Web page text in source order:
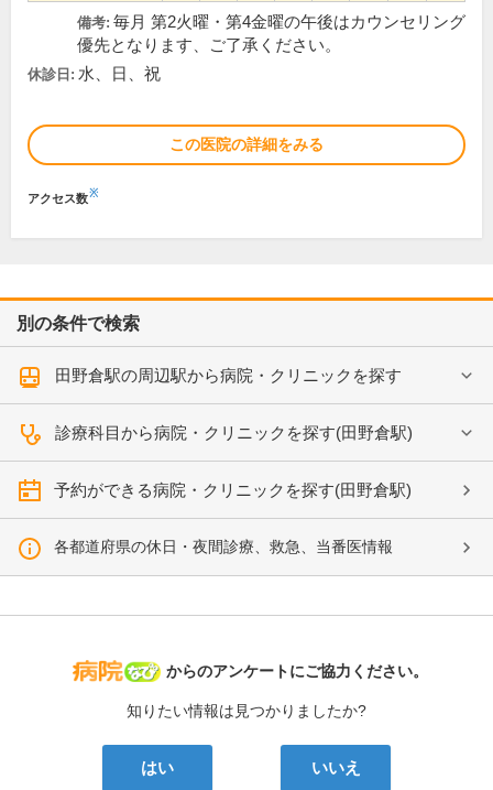
備考: 毎月 第2火曜・第4金曜の午後はカウンセリング
優先となります、ご了承ください。
休診日: 水、日、祝
この医院の詳細をみる
アクセス数※
別の条件で検索
田野倉駅の周辺駅から病院・クリニックを探す
診療科目から病院・クリニックを探す(田野倉駅)
予約ができる病院・クリニックを探す(田野倉駅)
各都道府県の休日・夜間診療、救急、当番医情報
病院なび
からのアンケートにご協力ください。
知りたい情報は見つかりましたか?
はい いいえ